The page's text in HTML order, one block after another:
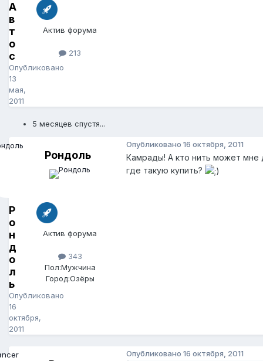
А
в
т
о
с
Опубликовано
13
мая,
2011
Актив форума
213
5 месяцев спустя...
Р
о
н
д
о
л
ь
Опубликовано
16
октября,
2011
Рондоль
Актив форума
343
Пол:Мужчина
Город:Озёры
Опубликовано 16 октября, 2011
Камрады! А кто нить может мне
где такую купить?
Опубликовано 16 октября, 2011